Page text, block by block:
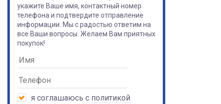
укажите Ваше имя, контактный номер
телефона и подтвердите отправление
информации. Мы с радостью ответим на
все Ваши вопросы. Желаем Вам приятных
покупок!
я соглашаюсь с политикой